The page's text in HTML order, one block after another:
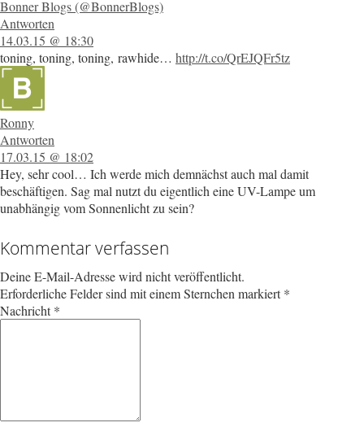
Bonner Blogs (@BonnerBlogs)
Antworten
14.03.15 @ 18:30
toning, toning, toning, rawhide… http://t.co/QrEJQFr5tz
Ronny
Antworten
17.03.15 @ 18:02
Hey, sehr cool… Ich werde mich demnächst auch mal damit
beschäftigen. Sag mal nutzt du eigentlich eine UV-Lampe um
unabhängig vom Sonnenlicht zu sein?
Kommentar verfassen
Deine E-Mail-Adresse wird nicht veröffentlicht.
Erforderliche Felder sind mit einem Sternchen markiert*
Nachricht*